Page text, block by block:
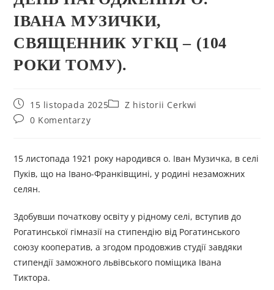
ІВАНА МУЗИЧКИ,
СВЯЩЕННИК УГКЦ – (104
РОКИ ТОМУ).
15 listopada 2025
Z historii Cerkwi
0 Komentarzy
15 листопада 1921 року народився о. Іван Музичка, в селі
Пуків, що на Івано-Франківщині, у родині незаможних
селян.
Здобувши початкову освіту у рідному селі, вступив до
Рогатинської гімназії на стипендію від Рогатинського
союзу кооператив, а згодом продовжив студії завдяки
стипендії заможного львівського поміщика Івана
Тиктора.